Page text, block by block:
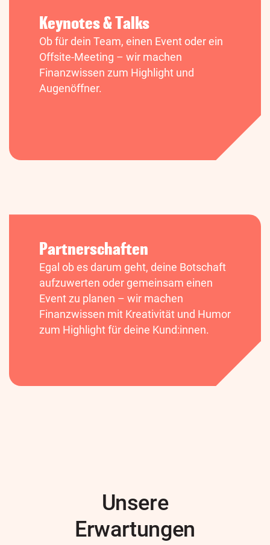
Keynotes & Talks
Ob für dein Team, einen Event oder ein
Offsite-Meeting – wir machen
Finanzwissen zum Highlight und
Augenöffner.
Partnerschaften
Egal ob es darum geht, deine Botschaft
aufzuwerten oder gemeinsam einen
Event zu planen – wir machen
Finanzwissen mit Kreativität und Humor
zum Highlight für deine Kund:innen.
Unsere
Erwartungen